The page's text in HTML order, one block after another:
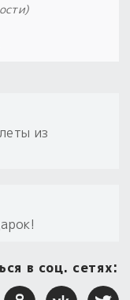
из
в соц. сетях: